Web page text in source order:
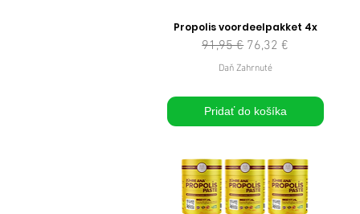
Propolis voordeelpakket 4x
Normálna cena
91,95 € Zľavnená cena
76,32 €
Daň Zahrnuté
Pridať do košíka